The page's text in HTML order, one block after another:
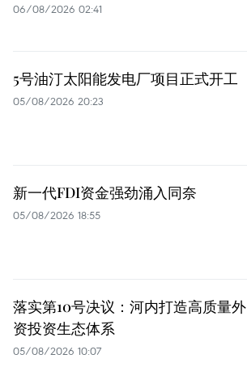
06/08/2026 02:41
5号油汀太阳能发电厂项目正式开工
05/08/2026 20:23
新一代FDI资金强劲涌入同奈
05/08/2026 18:55
落实第10号决议：河内打造高质量外
资投资生态体系
05/08/2026 10:07